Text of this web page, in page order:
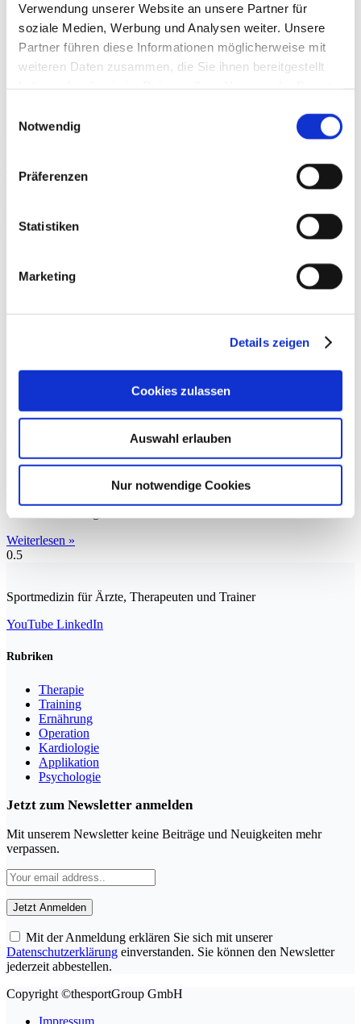
Verwendung unserer Website an unsere Partner für
soziale Medien, Werbung und Analysen weiter. Unsere
Partner führen diese Informationen möglicherweise mit
weiteren Daten zusammen, die Sie ihnen bereitgestellt
Notwendig
Präferenzen
Statistiken
Marketing
Details zeigen
Cookies zulassen
Auswahl erlauben
Nur notwendige Cookies
The use of orthobiologic and regenerative therapies has increased
dramatically over the past decade, yet misconceptions about these
Weiterlesen »
Neuropathische Schmerzen
Nerven, die schmerzen. Schmerzen, die nerven. Autologes
Conditioniertes Serum (ACS) wird seit über 20 Jahren erfolgreich
Osteoarthritis eingesetzt. Jetzt wurde
Weiterlesen »
Sportmedizin für Ärzte, Therapeuten und Trainer
YouTube LinkedIn
Rubriken
Therapie
Training
Ernährung
Operation
Kardiologie
Applikation
Psychologie
Jetzt zum Newsletter anmelden
Mit unserem Newsletter keine Beiträge und Neuigkeiten mehr
verpassen.
Mit der Anmeldung erklären Sie sich mit unserer
Datenschutzerklärung einverstanden. Sie können den Newsletter
jederzeit abbestellen.
Copyright ©thesportGroup GmbH
Impressum